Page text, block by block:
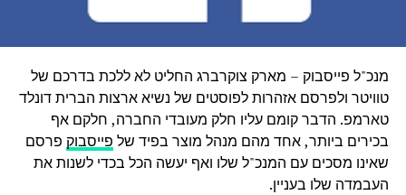
מנכ"ל פייסבוק – מארק צוקרברג החליט לא ללכת בדרכם של
טוויטר ולפרסם אזהרות לפוסטים של נשיא ארצות הברית דונלד
טארמפ. הדבר קומם עליו חלק מעובדי החברה, חלקם אף
בכירים ביותר, אחד מהם מנהל מוצר בפיד של פייסבוק פרסם
שאינו מסכים עם המנכ"ל שלו ואף יעשה הכל בכדי לשנות את
העבמדה שלו בעניין.